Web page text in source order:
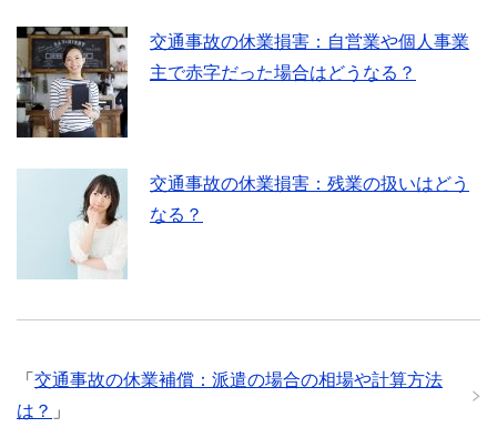
交通事故の休業損害：自営業や個人事業
主で赤字だった場合はどうなる？
交通事故の休業損害：残業の扱いはどう
なる？
「 交通事故の休業補償：派遣の場合の相場や計算方法
は？ 」